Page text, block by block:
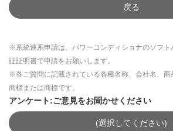
戻る
※系統連系申請は、パワーコンディショナのソフト
証証明書で申請をお願いします。
※各ご質問に記載されている各種名称、会社名、商
商標または商標です。
アンケート:ご意見をお聞かせください
(選択してください)